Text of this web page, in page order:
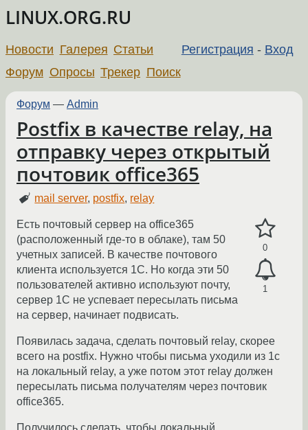
LINUX.ORG.RU
Регистрация - Вход
Новости Галерея Статьи
Форум Опросы Трекер Поиск
Форум — Admin
Postfix в качестве relay, на
отправку через открытый
почтовик office365
mail server, postfix, relay
0
1
Есть почтовый сервер на office365
(расположенный где-то в облаке), там 50
учетных записей. В качестве почтового
клиента используется 1С. Но когда эти 50
пользователей активно используют почту,
сервер 1С не успевает пересылать письма
на сервер, начинает подвисать.
Появилась задача, сделать почтовый relay, скорее
всего на postfix. Нужно чтобы письма уходили из 1с
на локальный relay, а уже потом этот relay должен
пересылать письма получателям через почтовик
office365.